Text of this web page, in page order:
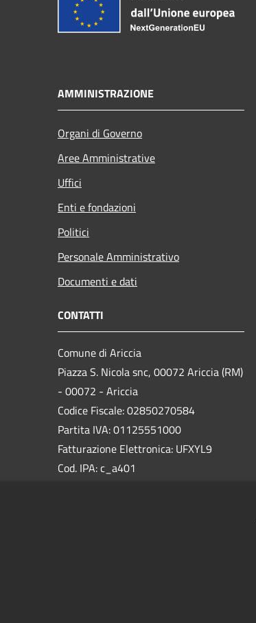
AMMINISTRAZIONE
Organi di Governo
Aree Amministrative
Uffici
Enti e fondazioni
Politici
Personale Amministrativo
Documenti e dati
CONTATTI
Comune di Ariccia
Piazza S. Nicola snc, 00072 Ariccia (RM)
- 00072 - Ariccia
Codice Fiscale: 02850270584
Partita IVA: 01125551000
Fatturazione Elettronica: UFXYL9
Cod. IPA: c_a401